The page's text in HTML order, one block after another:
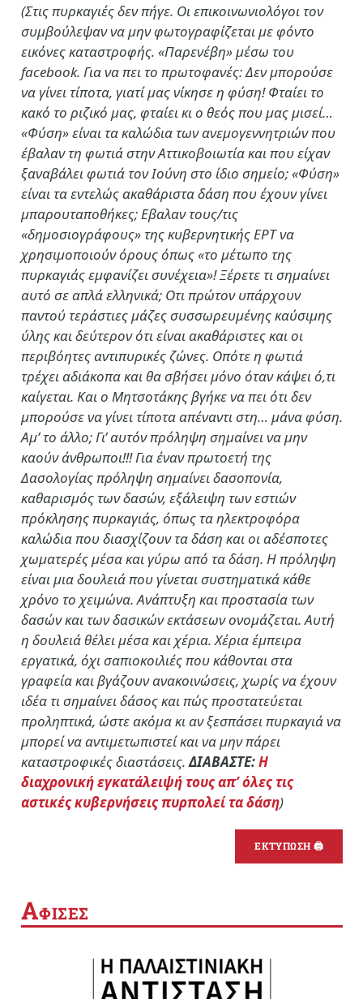
(Στις πυρκαγιές δεν πήγε. Οι επικοινωνιολόγοι τον
συμβούλεψαν να μην φωτογραφίζεται με φόντο
εικόνες καταστροφής. «Παρενέβη» μέσω του
facebook. Για να πει το πρωτοφανές: Δεν μπορούσε
να γίνει τίποτα, γιατί μας νίκησε η φύση! Φταίει το
κακό το ριζικό μας, φταίει κι ο θεός που μας μισεί…
«Φύση» είναι τα καλώδια των ανεμογεννητριών που
έβαλαν τη φωτιά στην Αττικοβοιωτία και που είχαν
ξαναβάλει φωτιά τον Ιούνη στο ίδιο σημείο; «Φύση»
είναι τα εντελώς ακαθάριστα δάση που έχουν γίνει
μπαρουταποθήκες; Εβαλαν τους/τις
«δημοσιογράφους» της κυβερνητικής ΕΡΤ να
χρησιμοποιούν όρους όπως «το μέτωπο της
πυρκαγιάς εμφανίζει συνέχεια»! Ξέρετε τι σημαίνει
αυτό σε απλά ελληνικά; Οτι πρώτον υπάρχουν
παντού τεράστιες μάζες συσσωρευμένης καύσιμης
ύλης και δεύτερον ότι είναι ακαθάριστες και οι
περιβόητες αντιπυρικές ζώνες. Οπότε η φωτιά
τρέχει αδιάκοπα και θα σβήσει μόνο όταν κάψει ό,τι
καίγεται. Και ο Μητσοτάκης βγήκε να πει ότι δεν
μπορούσε να γίνει τίποτα απέναντι στη… μάνα φύση.
Αμ’ το άλλο; Γι’ αυτόν πρόληψη σημαίνει να μην
καούν άνθρωποι!!! Για έναν πρωτοετή της
Δασολογίας πρόληψη σημαίνει δασοπονία,
καθαρισμός των δασών, εξάλειψη των εστιών
πρόκλησης πυρκαγιάς, όπως τα ηλεκτροφόρα
καλώδια που διασχίζουν τα δάση και οι αδέσποτες
χωματερές μέσα και γύρω από τα δάση. Η πρόληψη
είναι μια δουλειά που γίνεται συστηματικά κάθε
χρόνο το χειμώνα. Ανάπτυξη και προστασία των
δασών και των δασικών εκτάσεων ονομάζεται. Αυτή
η δουλειά θέλει μέσα και χέρια. Χέρια έμπειρα
εργατικά, όχι σαπιοκοιλιές που κάθονται στα
γραφεία και βγάζουν ανακοινώσεις, χωρίς να έχουν
ιδέα τι σημαίνει δάσος και πώς προστατεύεται
προληπτικά, ώστε ακόμα κι αν ξεσπάσει πυρκαγιά να
μπορεί να αντιμετωπιστεί και να μην πάρει
καταστροφικές διαστάσεις.ΔΙΑΒΑΣΤΕ:Η
διαχρονική εγκατάλειψή τους απ’ όλες τις
αστικές κυβερνήσεις πυρπολεί τα δάση)
ΕΚΤΥΠΩΣΗ 🖨
ΑΦΙΣΕΣ